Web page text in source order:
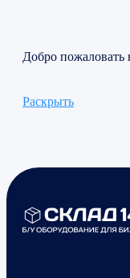
Добро пожаловать
Раскрыть